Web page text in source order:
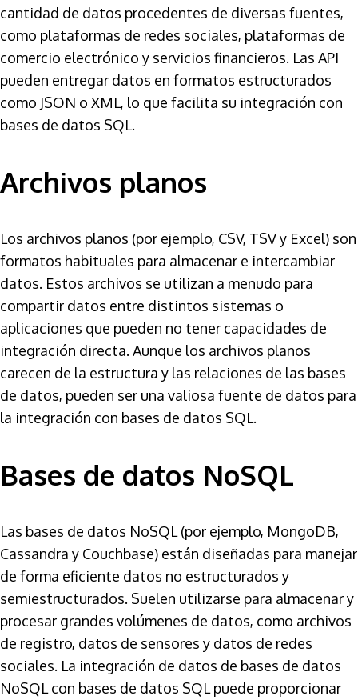
cantidad de datos procedentes de diversas fuentes,
como plataformas de redes sociales, plataformas de
comercio electrónico y servicios financieros. Las API
pueden entregar datos en formatos estructurados
como JSON o XML, lo que facilita su integración con
bases de datos SQL.
Archivos planos
Los archivos planos (por ejemplo, CSV, TSV y Excel) son
formatos habituales para almacenar e intercambiar
datos. Estos archivos se utilizan a menudo para
compartir datos entre distintos sistemas o
aplicaciones que pueden no tener capacidades de
integración directa. Aunque los archivos planos
carecen de la estructura y las relaciones de las bases
de datos, pueden ser una valiosa fuente de datos para
la integración con bases de datos SQL.
Bases de datos NoSQL
Las bases de datos NoSQL (por ejemplo, MongoDB,
Cassandra y Couchbase) están diseñadas para manejar
de forma eficiente datos no estructurados y
semiestructurados. Suelen utilizarse para almacenar y
procesar grandes volúmenes de datos, como archivos
de registro, datos de sensores y datos de redes
sociales. La integración de datos de bases de datos
NoSQL con bases de datos SQL puede proporcionar